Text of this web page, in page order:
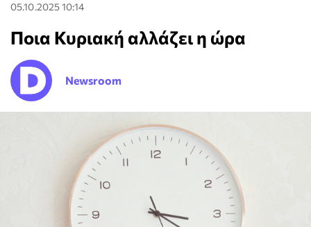
05.10.2025 10:14
Ποια Κυριακή αλλάζει η ώρα
Newsroom